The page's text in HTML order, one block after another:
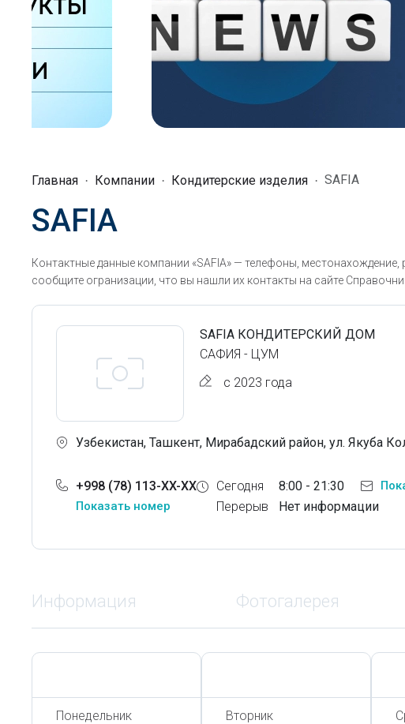
Главная Компании Кондитерские изделия SAFIA
SAFIA
Контактные данные компании «SAFIA» — телефоны,
сообщите огранизации, что вы нашли их контакты на сайте
SAFIA КОНДИТЕРСКИЙ ДОМ
САФИЯ - ЦУМ
с 2023 года
Узбекистан, Ташкент, Мирабадский район, ул. Якуба
+998 (78) 113-XX-XX
Показать номер
Сегодня
Перерыв
8:00 - 21:30
Нет информации
Информация Фотогалерея
Понедельник
Вторник